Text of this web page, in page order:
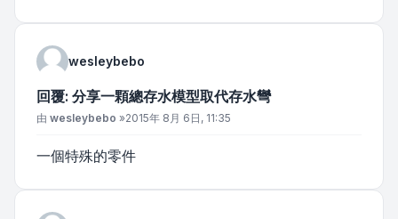
wesleybebo
回覆: 分享一顆總存水模型取代存水彎
文章
由 wesleybebo »2015年 8月 6日, 11:35
一個特殊的零件